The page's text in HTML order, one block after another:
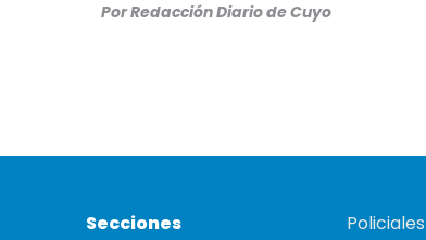
PorRedacción Diario de Cuyo
Secciones
Policiales